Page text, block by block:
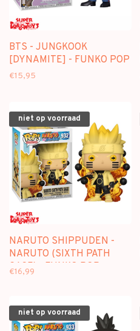
BTS - JUNGKOOK
[DYNAMITE] - FUNKO POP
€15,95
niet op voorraad
NARUTO SHIPPUDEN -
NARUTO (SIXTH PATH
SAGE) - FUNKO POP
€16,99
niet op voorraad